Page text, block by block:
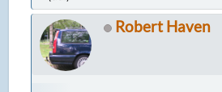
Robert Haven